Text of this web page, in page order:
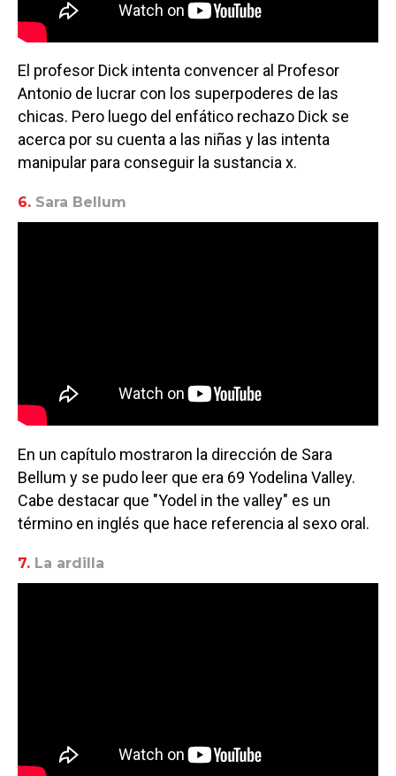
El profesor Dick intenta convencer al Profesor
Antonio de lucrar con los superpoderes de las
chicas. Pero luego del enfático rechazo Dick se
acerca por su cuenta a las niñas y las intenta
manipular para conseguir la sustancia x.
6. Sara Bellum
En un capítulo mostraron la dirección de Sara
Bellum y se pudo leer que era 69 Yodelina Valley.
Cabe destacar que "Yodel in the valley" es un
término en inglés que hace referencia al sexo oral.
7. La ardilla